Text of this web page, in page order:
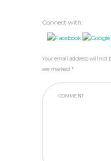
Connect with:
Your email address will not
are marked *